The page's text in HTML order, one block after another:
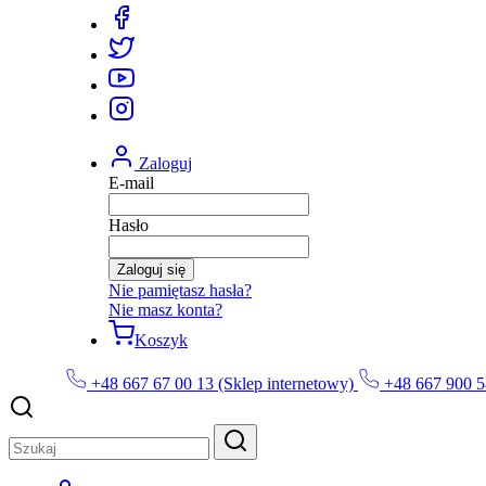
Zaloguj
E-mail
Hasło
Zaloguj się
Nie pamiętasz hasła?
Nie masz konta?
Koszyk
+48 667 67 00 13 (Sklep internetowy) +48 667 900